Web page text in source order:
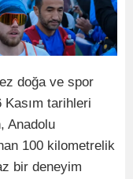
doğa ve spor
Kasım tarihleri
Anadolu
100 kilometrelik
bir deneyim